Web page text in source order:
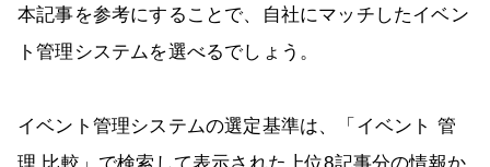
本記事を参考にすることで、自社にマッチしたイベン
ト管理システムを選べるでしょう。
イベント管理システムの選定基準は、「イベント 管